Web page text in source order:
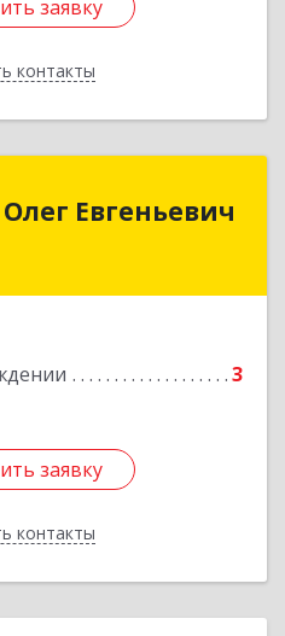
заявку
контакты
заявку
Евгеньевич
3
заявку
контакты
Талица г, Ленина ул,
заявку